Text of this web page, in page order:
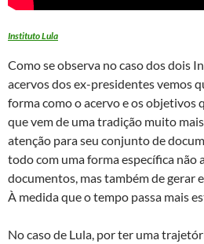
Instituto Lula
Como se observa no caso dos dois
acervos dos ex-presidentes vemos
forma como o acervo e os objetivos
que vem de uma tradição muito
atenção para seu conjunto de
todo com uma forma específica não
documentos, mas também de gerar
À medida que o tempo passa mais
No caso de Lula, por ter uma